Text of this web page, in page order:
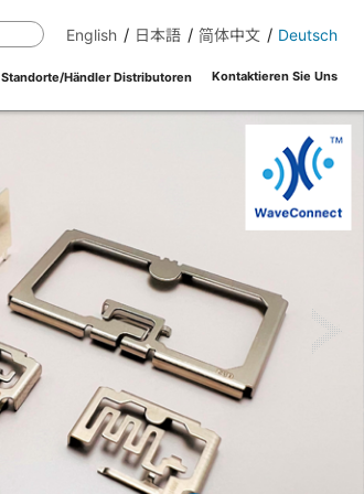
English 日本語 简体中文 Deutsch
Standorte/Händler Distributoren Kontaktieren Sie Uns